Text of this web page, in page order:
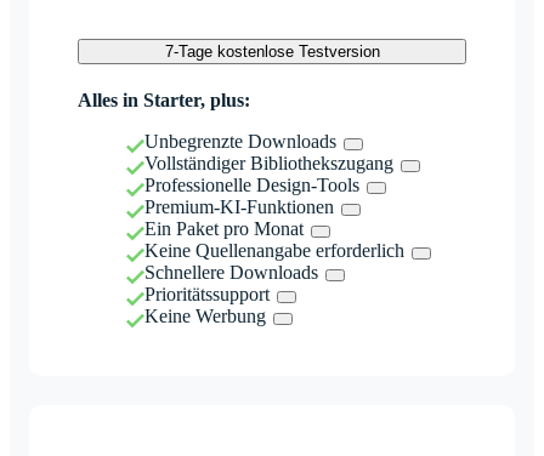
7-Tage kostenlose Testversion
Alles in Starter, plus:
Unbegrenzte Downloads
Vollständiger Bibliothekszugang
Professionelle Design-Tools
Premium-KI-Funktionen
Ein Paket pro Monat
Keine Quellenangabe erforderlich
Schnellere Downloads
Prioritätssupport
Keine Werbung